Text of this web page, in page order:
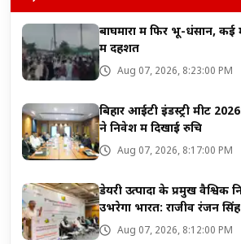
बाघमारा में फिर भू-धंसान, कई
में दहशत
Aug 07, 2026, 8:23:00 PM
बिहार आईटी इंडस्ट्री मीट
ने निवेश में दिखाई रुचि
Aug 07, 2026, 8:17:00 PM
डेयरी उत्पादों के प्रमुख वैश्विक
उभरेगा भारत: राजीव रंजन सिंह
Aug 07, 2026, 8:12:00 PM